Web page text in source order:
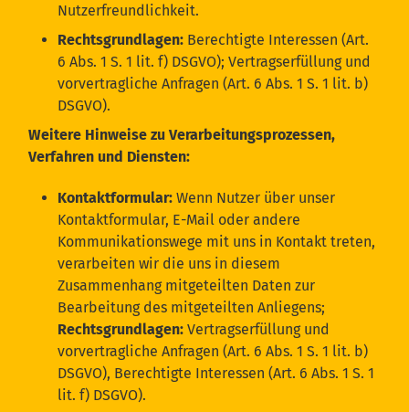
Nutzerfreundlichkeit.
Rechtsgrundlagen: Berechtigte Interessen (Art.
6 Abs. 1 S. 1 lit. f) DSGVO); Vertragserfüllung und
vorvertragliche Anfragen (Art. 6 Abs. 1 S. 1 lit. b)
DSGVO).
Weitere Hinweise zu Verarbeitungsprozessen,
Verfahren und Diensten:
Kontaktformular:Wenn Nutzer über unser
Kontaktformular, E-Mail oder andere
Kommunikationswege mit uns in Kontakt treten,
verarbeiten wir die uns in diesem
Zusammenhang mitgeteilten Daten zur
Bearbeitung des mitgeteilten Anliegens;
Rechtsgrundlagen: Vertragserfüllung und
vorvertragliche Anfragen (Art. 6 Abs. 1 S. 1 lit. b)
DSGVO), Berechtigte Interessen (Art. 6 Abs. 1 S. 1
lit. f) DSGVO).